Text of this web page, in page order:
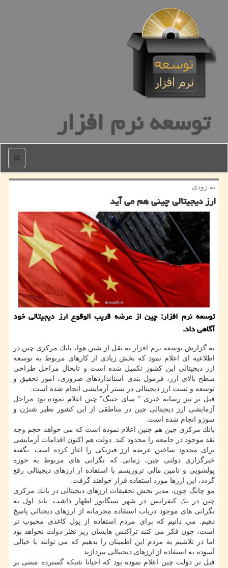
توسعه نرم افزار
منو
به زودی
ارز دیجیتالی چینی هم می آید
توسعه نرم افزار: چین از عرضه قریب الوقوع ارز دیجیتالی خود
آگاهی داد.
به گزارشتوسعه نرم افزار به نقل از شین هوا، بانك مركزی چین در
اطلاعیه ای اعلام نمود كه بخش زیادی از كارهای مربوط به توسعه
ارز دیجیتالی این كشور تكمیل شده است و تابحال مراحل طراحی
سطح بالای ارز، فرمول بندی استانداردهای ضروری، امور تحقیق و
توسعه و تست ارز دیجیتالی در بستر آزمایشی انجام شده است.
قبل تر نیز رسانه خبری " سای جینگ" چین اعلام نموده بود مراحل
آزمایشی ارز دیجیتالی چین در مناطقی از این كشور نظیر شنژن و
سوژو انجام شده است.
بانك مركزی چین هم چنین اعلام نموده است كه می خواهد حجم وجه
نقد موجود در جامعه را محدود كند. دولت هم اكنون اقدامات آزمایشی
برای محدود ساختن عرضه ارز فیزیكی را اغاز كرده است. بگفته
خبرگزاری دولتی چین، زمانی كه نگرانی های مربوط به حوزه
پولشویی و تامین مالی تروریسم با استفاده از ارزهای دیجیتالی رفع
گردد، این ارزها مورد استفاده قرار خواهند گرفت.
مو چانگ چون، مدیر بخش تحقیقات ارزهای دیجیتالی در بانك مركزی
چین در یك كنفرانس در شهر سنگاپور اظهار داشت: باید اول به
نگرانی های موجود درباب استفاده مجرمانه از ارزهای دیجتالی پاسخ
دهیم. می دانیم كه برای مردم استفاده از پول كاغذی محبوب تر
است، چون فكر می كنند تراكنش هایشان زیر نظر دولت نخواهد بود
اما در تلاشیم به مردم این اطمینان را بدهیم كه می توانند با خیالی
آسوده به استفاده از ارزهای دیجیتالی بپردازند.
قبل تر دولت چین اعلام نموده بود كه احیانا شبكه گسترده مبتنی بر